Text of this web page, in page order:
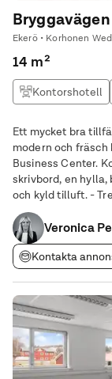
Bryggavägen
Ekerö • Korhonen
14 m²
Kontorshotell
Ett mycket bra
modern och
Business Center. Kontorsrummet är möblerat med höj/sänkbart
skrivbord, en hylla,
och kyld tilluft. -
ingår (går få
kök med matplats.
Veronica
Kontakta